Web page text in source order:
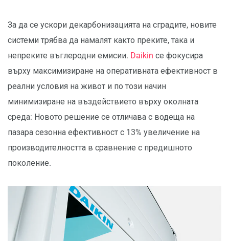
За да се ускори декарбонизацията на сградите, новите
системи трябва да намалят както преките, така и
непреките въглеродни емисии. Daikin се фокусира
върху максимизиране на оперативната ефективност в
реални условия на живот и по този начин
минимизиране на въздействието върху околната
среда: Новото решение се отличава с водеща на
пазара сезонна ефективност с 13% увеличение на
производителността в сравнение с предишното
поколение.